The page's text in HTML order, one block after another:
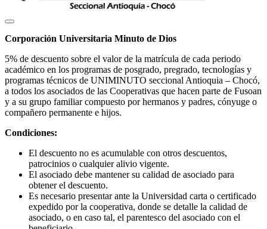
Corporación Universitaria Minuto de Dios
5% de descuento sobre el valor de la matrícula de cada periodo
académico en los programas de posgrado, pregrado, tecnologías y
programas técnicos de UNIMINUTO seccional Antioquia – Chocó,
a todos los asociados de las Cooperativas que hacen parte de Fusoan
y a su grupo familiar compuesto por hermanos y padres, cónyuge o
compañero permanente e hijos.
Condiciones:
El descuento no es acumulable con otros descuentos,
patrocinios o cualquier alivio vigente.
El asociado debe mantener su calidad de asociado para
obtener el descuento.
Es necesario presentar ante la Universidad carta o certificado
expedido por la cooperativa, donde se detalle la calidad de
asociado, o en caso tal, el parentesco del asociado con el